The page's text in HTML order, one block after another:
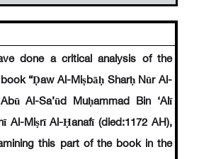
done a critical analysis of the
“Ḍaw Al-Miṣbāḥ Sharḥ Nūr Al-
Al-Sa’ūd Muḥammad Bin ‘Alī
Al-Miṣrī Al-Ḥanafī (died:1172 AH),
this part of the book in the